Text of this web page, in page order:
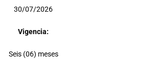
30/07/2026
Vigencia:
Seis (06) meses